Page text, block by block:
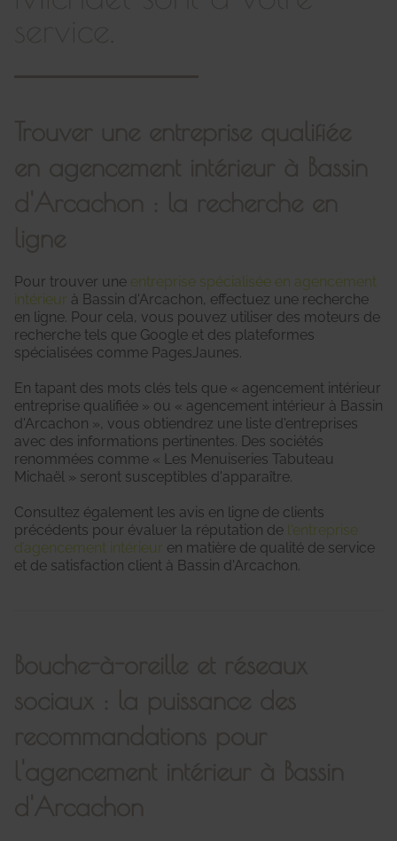
Pour trouver une entreprise spécialisée en agencement
intérieur à Bassin d'Arcachon, effectuez une recherche
en ligne. Pour cela, vous pouvez utiliser des moteurs de
recherche tels que Google et des plateformes
spécialisées comme PagesJaunes.
En tapant des mots clés tels que « agencement intérieur
entreprise qualifiée » ou « agencement intérieur à Bassin
d'Arcachon », vous obtiendrez une liste d'entreprises
avec des informations pertinentes. Des sociétés
renommées comme « Les Menuiseries Tabuteau
Michaël » seront susceptibles d'apparaître.
Consultez également les avis en ligne de clients
précédents pour évaluer la réputation de l'entreprise
d’agencement intérieur en matière de qualité de service
et de satisfaction client à Bassin d'Arcachon.